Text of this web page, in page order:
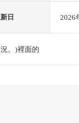
日 2026
。)裡面的